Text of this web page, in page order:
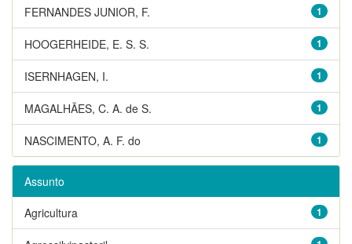
1
FERNANDES JUNIOR, F.
1
HOOGERHEIDE, E. S. S.
1
ISERNHAGEN, I.
1
MAGALHÃES, C. A. de S.
1
NASCIMENTO, A. F. do
Assunto
1
Agricultura